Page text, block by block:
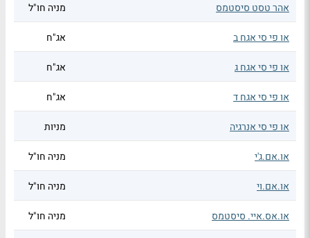
אהר טסט סיסטמס מניה חו"ל
או פי סי אגח ב אג"ח
או פי סי אגח ג אג"ח
או פי סי אגח ד אג"ח
או פי סי אנרגיה מניות
או.אם.ג'י מניה חו"ל
או.אם.וי מניה חו"ל
או.אס.איי. סיסטמס מניה חו"ל